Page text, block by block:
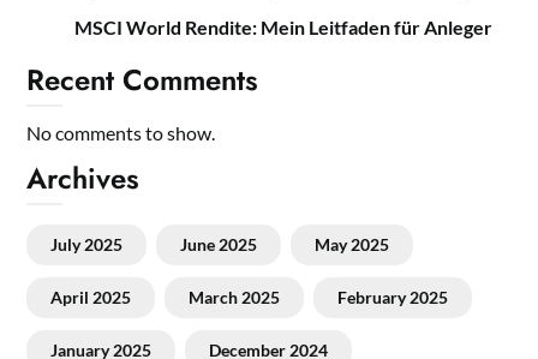
MSCI World Rendite: Mein Leitfaden für Anleger
Recent Comments
No comments to show.
Archives
July 2025 June 2025 May 2025
April 2025 March 2025 February 2025
January 2025 December 2024